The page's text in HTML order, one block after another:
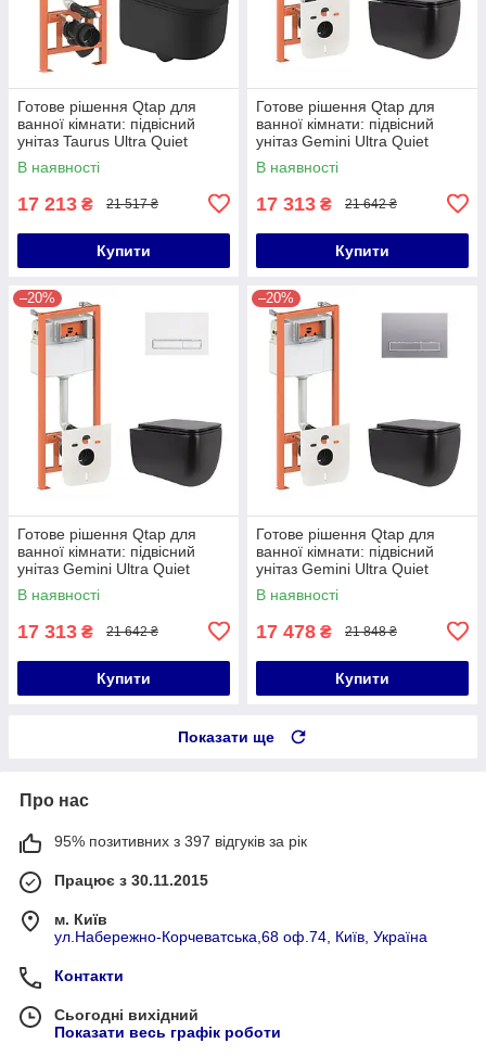
Готове рішення Qtap для
ванної кімнати: підвісний
унітаз Taurus Ultra Quiet
490x360x380 + комплект
інсталяції Nest 4 в 1 (лінійна
В наявності
17 213 ₴ 21 517 ₴
Купити
Готове рішення Qtap для
ванної кімнати: підвісний
унітаз Gemini Ultra Quiet
530х365х373 + комплект
інсталяції Nest 4 в 1 (кругла
В наявності
17 313 ₴ 21 642 ₴
Купити
–20%
Готове рішення Qtap для
ванної кімнати: підвісний
унітаз Gemini Ultra Quiet
530х365х373 + комплект
інсталяції Nest 4 в 1 (лінійна
В наявності
17 313 ₴ 21 642 ₴
Купити
–20%
Готове рішення Qtap для
ванної кімнати: підвісний
унітаз Gemini Ultra Quiet
530х365х373 + комплект
інсталяції Nest 4 в 1 (лінійна
В наявності
17 478 ₴ 21 848 ₴
Купити
Показати ще
Про нас
95% позитивних з 397 відгуків за рік
Працює з 30.11.2015
м. Київ
ул.Набережно-Корчеватська,68 оф.74, Київ, Україна
Контакти
Сьогодні вихідний
Показати весь графік роботи